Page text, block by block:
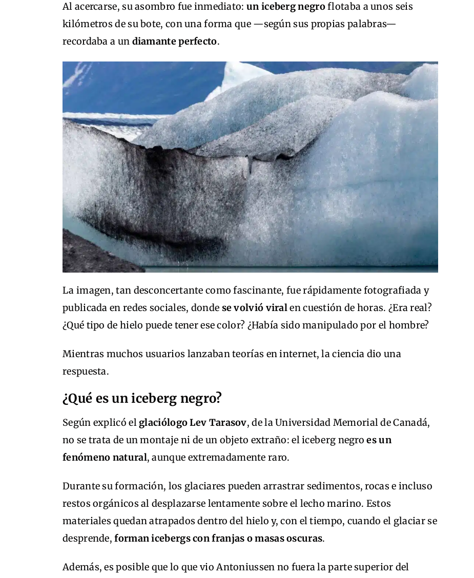
Al acercarse, su asombro fue inmediato: un iceberg negroflotaba a unos seis
kilómetros de su bote, con una forma que —según sus propias palabras—
recordaba a un diamante perfecto.
La imagen, tan desconcertante como fascinante, fue rápidamente fotografiada y
publicada en redes sociales, donde se volvió viralen cuestión de horas. ¿Era real?
¿Qué tipo de hielo puede tener ese color? ¿Había sido manipulado por el hombre?
Mientras muchos usuarios lanzaban teorías en internet, la ciencia dio una
respuesta.
¿Qué es un iceberg negro?
Según explicó elglaciólogo Lev Tarasov, de la Universidad Memorial de Canadá,
no se trata de un montaje ni de un objeto extraño: el iceberg negroes un
fenómeno natural, aunque extremadamente raro.
Durante su formación, los glaciares pueden arrastrar sedimentos, rocas e incluso
restos orgánicos al desplazarse lentamente sobre el lecho marino. Estos
materiales quedan atrapados dentro del hielo y, con el tiempo, cuando el glaciar se
desprende,forman icebergs con franjas o masas oscuras.
Además, es posible que lo que vio Antoniussen no fuera la parte superior del